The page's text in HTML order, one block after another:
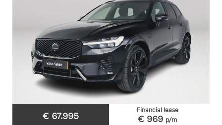
€ 67.995
Financial lease
€ 969 p/m